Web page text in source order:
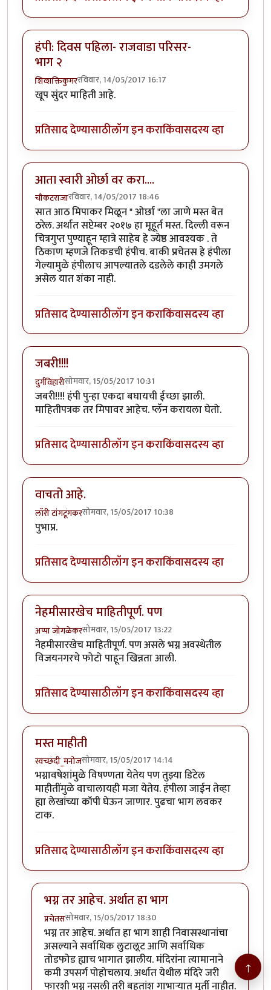
हंपी: दिवस पहिला- राजवाडा परिसर-
भाग २
शिव्शक्तिकुमररविवार, 14/05/2017 16:17
खूप सुंदर माहिती आहे.
प्रतिसाद देण्यासाठीलॉग इन कराकिंवासदस्य व्हा
आता स्वारी ओर्छा वर करा....
चौकटराजारविवार, 14/05/2017 18:46
सात आठ मिपाकर मिळून " ओर्छा "ला जाणे मस्त बेत
ठरेल. अर्थात सप्टेम्बर २०१७ हा मूहूर्त मस्त. दिल्ली वरून
चित्रगुप्त पुण्याहून म्हात्रे साहेब हे ज्येष्ठ आवश्यक . ते
ठिकाण म्हणजे तिकडची हंपीच. बाकी प्रचेतस हे हंपीला
गेल्यामुळे हंपीलाच आपल्यातले दडलेले काही उमगले
असेल यात शंका नाही.
प्रतिसाद देण्यासाठीलॉग इन कराकिंवासदस्य व्हा
जबरी!!!!
दुर्गविहारीसोमवार, 15/05/2017 10:31
जबरी!!!! हंपी पुन्हा एकदा बघायची ईच्छा झाली.
माहितीपत्रक तर मिपावर आहेच. प्लॅन करायला घेतो.
प्रतिसाद देण्यासाठीलॉग इन कराकिंवासदस्य व्हा
वाचतो आहे.
लॉरी टांगटूंगकरसोमवार, 15/05/2017 10:38
पुभाप्र.
प्रतिसाद देण्यासाठीलॉग इन कराकिंवासदस्य व्हा
नेहमीसारखेच माहितीपूर्ण. पण
अप्पा जोगळेकरसोमवार, 15/05/2017 13:22
नेहमीसारखेच माहितीपूर्ण. पण असले भग्न अवस्थेतील
विजयनगरचे फोटो पाहून खिन्नता आली.
प्रतिसाद देण्यासाठीलॉग इन कराकिंवासदस्य व्हा
मस्त माहीती
स्वच्छंदी_मनोजसोमवार, 15/05/2017 14:14
भग्नावषेशांमुळे विषण्णता येतेय पण तुझ्या डिटेल
माहीतींमुळे वाचालायही मजा येतेय. हंपीला जाईन तेव्हा
ह्या लेखांच्या कॉपी घेऊन जाणार. पुढचा भाग लवकर
टाक.
प्रतिसाद देण्यासाठीलॉग इन कराकिंवासदस्य व्हा
भग्न तर आहेच. अर्थात हा भाग
प्रचेतससोमवार, 15/05/2017 18:30
In reply toमस्त माहीतीbyस्वच्छंदी_मनोज
भग्न तर आहेच. अर्थात हा भाग शाही निवासस्थानांचा
असल्याने सर्वाधिक लुटालूट आणि सर्वाधिक
तोडफोड ह्याच भागात झालीय. मंदिरांना त्यामानाने
कमी उपसर्ग पोहोचलाय. अर्थात येथील मंदिरे जरी
फारशी भग्न नसली तरी बहुतांश गाभाऱ्यात मूर्ती नाहीत.
↑